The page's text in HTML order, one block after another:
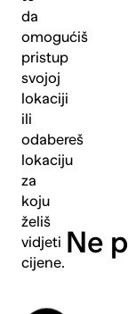
da
omogućiš
pristup
svojoj
lokaciji
ili
odabereš
lokaciju
za
koju
želiš
vidjeti
cijene.
Ne